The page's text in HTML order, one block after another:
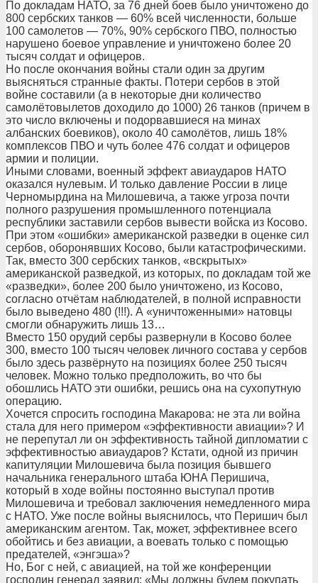
По докладам НАТО, за 76 дней боев было уничтожено до
800 сербских танков — 60% всей численности, больше
100 самолетов — 70%, 90% сербского ПВО, полностью
нарушено боевое управление и уничтожено более 20
тысяч солдат и офицеров.
Но после окончания войны стали один за другим
выясняться странные факты. Потери сербов в этой
войне составили (а в некоторые дни количество
самолётовылетов доходило до 1000) 26 танков (причем в
это число включены и подорвавшиеся на минах
албанских боевиков), около 40 самолётов, лишь 18%
комплексов ПВО и чуть более 476 солдат и офицеров
армии и полиции.
Иными словами, военный эффект авиаударов НАТО
оказался нулевым. И только давление России в лице
Черномырдина на Милошевича, а также угроза почти
полного разрушения промышленного потенциала
республики заставили сербов вывести войска из Косово.
При этом «ошибки» американской разведки в оценке сил
сербов, оборонявших Косово, были катастрофическими.
Так, вместо 300 сербских танков, «вскрытых»
американской разведкой, из которых, по докладам той же
«разведки», более 200 было уничтожено, из Косово,
согласно отчётам наблюдателей, в полной исправности
было выведено 480 (!!!). А «уничтоженными» натовцы
смогли обнаружить лишь 13…
Вместо 150 орудий сербы развернули в Косово более
300, вместо 100 тысяч человек личного состава у сербов
было здесь развёрнуто на позициях более 250 тысяч
человек. Можно только предположить, во что бы
обошлись НАТО эти ошибки, решись она на сухопутную
операцию.
Хочется спросить господина Макарова: не эта ли война
стала для него примером «эффективности авиации»? И
не перепутал ли он эффективность тайной дипломатии с
эффективностью авиаударов? Кстати, одной из причин
капитуляции Милошевича была позиция бывшего
начальника генерального штаба ЮНА Перишича,
который в ходе войны постоянно выступал против
Милошевича и требовал заключения немедленного мира
с НАТО. Уже после войны выяснилось, что Перишич был
американским агентом. Так, может, эффективнее всего
обойтись и без авиации, а воевать только с помощью
предателей, «энгэша»?
Но, Бог с ней, с авиацией, на той же конференции
господин генерал заявил: «Мы должны будем покупать